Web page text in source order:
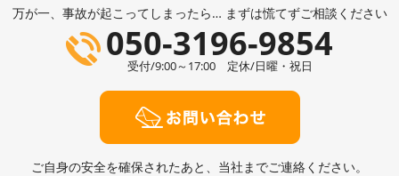
万が一、事故が起こってしまったら… まずは慌てずご相談ください
050-3196-9854
受付/9:00～17:00 定休/日曜・祝日
ご自身の安全を確保されたあと、当社までご連絡ください。